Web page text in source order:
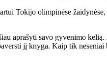
Tokijo olimpinėse
aprašyti savo gyvenimo
jį knyga. Kaip tik